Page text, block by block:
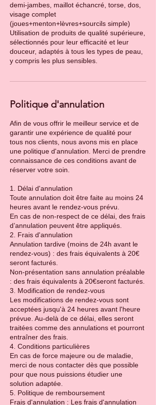
demi-jambes, maillot échancré, torse, dos,
visage complet
(joues+menton+lèvres+sourcils simple)
Utilisation de produits de qualité supérieure,
sélectionnés pour leur efficacité et leur
douceur, adaptés à tous les types de peau,
y compris les plus sensibles.
Politique d'annulation
Afin de vous offrir le meilleur service et de
garantir une expérience de qualité pour
tous nos clients, nous avons mis en place
une politique d'annulation. Merci de prendre
connaissance de ces conditions avant de
réserver votre soin.
1. Délai d'annulation
Toute annulation doit être faite au moins 24
heures avant le rendez-vous prévu.
En cas de non-respect de ce délai, des frais
d’annulation peuvent être appliqués.
2. Frais d'annulation
Annulation tardive (moins de 24h avant le
rendez-vous) : des frais équivalents à 20€
seront facturés.
Non-présentation sans annulation préalable
: des frais équivalents à 20€seront facturés.
3. Modification de rendez-vous
Les modifications de rendez-vous sont
acceptées jusqu'à 24 heures avant l'heure
prévue. Au-delà de ce délai, elles seront
traitées comme des annulations et pourront
entraîner des frais.
4. Conditions particulières
En cas de force majeure ou de maladie,
merci de nous contacter dès que possible
pour que nous puissions étudier une
solution adaptée.
5. Politique de remboursement
Frais d'annulation : Les frais d'annulation